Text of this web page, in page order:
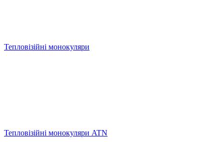
Тепловізійні монокуляри
Тепловізійні монокуляри ATN